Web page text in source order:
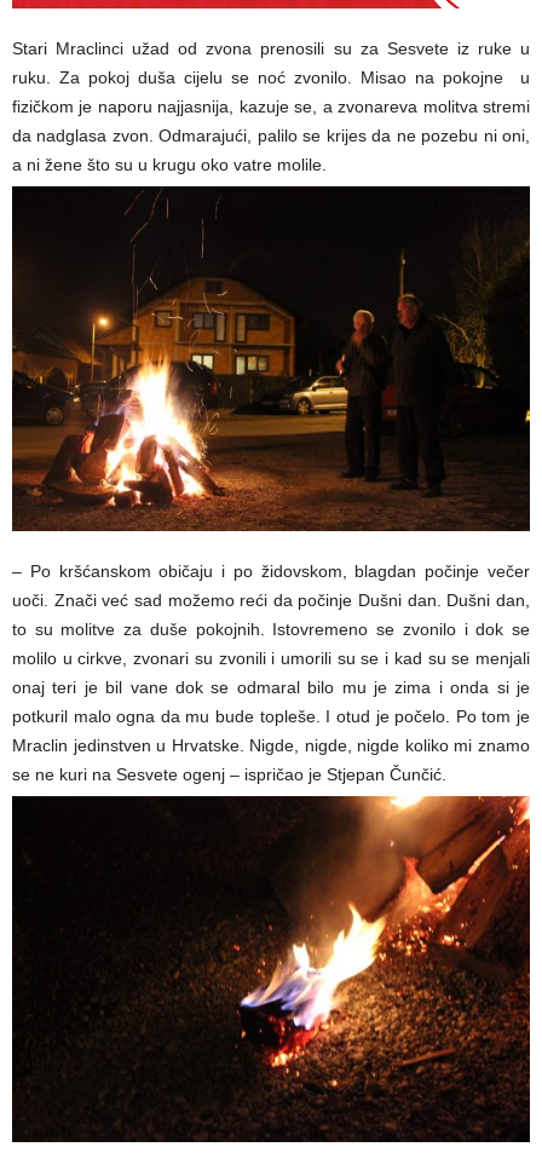
Stari Mraclinci užad od zvona prenosili su za Sesvete iz ruke u
ruku. Za pokoj duša cijelu se noć zvonilo. Misao na pokojne u
fizičkom je naporu najjasnija, kazuje se, a zvonareva molitva stremi
da nadglasa zvon. Odmarajući, palilo se krijes da ne pozebu ni oni,
a ni žene što su u krugu oko vatre molile.
– Po kršćanskom običaju i po židovskom, blagdan počinje večer
uoči. Znači već sad možemo reći da počinje Dušni dan. Dušni dan,
to su molitve za duše pokojnih. Istovremeno se zvonilo i dok se
molilo u cirkve, zvonari su zvonili i umorili su se i kad su se menjali
onaj teri je bil vane dok se odmaral bilo mu je zima i onda si je
potkuril malo ogna da mu bude topleše. I otud je počelo. Po tom je
Mraclin jedinstven u Hrvatske. Nigde, nigde, nigde koliko mi znamo
se ne kuri na Sesvete ogenj – ispričao je Stjepan Čunčić.